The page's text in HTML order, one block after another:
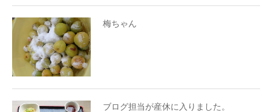
梅ちゃん
ブログ担当が産休に入りました。